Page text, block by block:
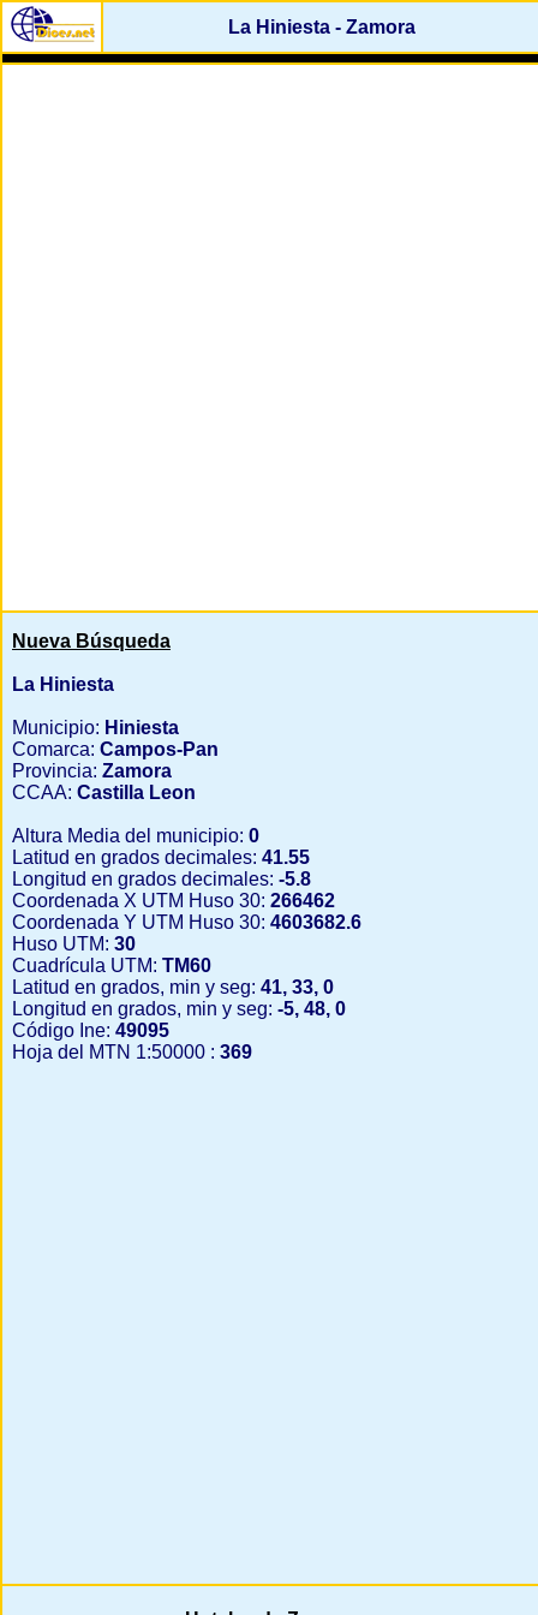
La Hiniesta - Zamora
Nueva Búsqueda
La Hiniesta
Municipio: Hiniesta
Comarca: Campos-Pan
Provincia: Zamora
CCAA: Castilla Leon
Altura Media del municipio: 0
Latitud en grados decimales: 41.55
Longitud en grados decimales: -5.8
Coordenada X UTM Huso 30: 266462
Coordenada Y UTM Huso 30: 4603682.6
Huso UTM: 30
Cuadrícula UTM: TM60
Latitud en grados, min y seg: 41, 33, 0
Longitud en grados, min y seg: -5, 48, 0
Código Ine: 49095
Hoja del MTN 1:50000 : 369